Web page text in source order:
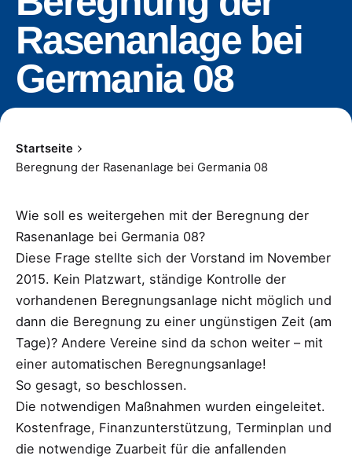
Rasenanlage bei
Germania 08
Startseite
Beregnung der Rasenanlage bei Germania 08
Wie soll es weitergehen mit der Beregnung der
Rasenanlage bei Germania 08?
Diese Frage stellte sich der Vorstand im November
2015. Kein Platzwart, ständige Kontrolle der
vorhandenen Beregnungsanlage nicht möglich und
dann die Beregnung zu einer ungünstigen Zeit (am
Tage)? Andere Vereine sind da schon weiter – mit
einer automatischen Beregnungsanlage!
So gesagt, so beschlossen.
Die notwendigen Maßnahmen wurden eingeleitet.
Kostenfrage, Finanzunterstützung, Terminplan und
die notwendige Zuarbeit für die anfallenden